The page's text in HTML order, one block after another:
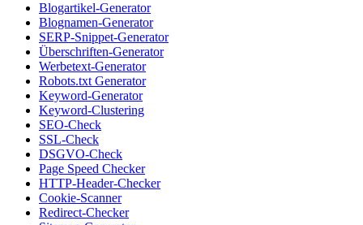
Blogartikel-Generator
Blognamen-Generator
SERP-Snippet-Generator
Überschriften-Generator
Werbetext-Generator
Robots.txt Generator
Keyword-Generator
Keyword-Clustering
SEO-Check
SSL-Check
DSGVO-Check
Page Speed Checker
HTTP-Header-Checker
Cookie-Scanner
Redirect-Checker